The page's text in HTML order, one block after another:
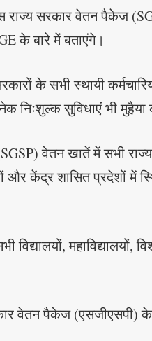
राज्य सरकार वेतन पैकेज
के बारे में बताएंगे।
के सभी स्थायी
सुविधाएं भी मुहैया
वेतन खातें में सभी
और केंद्र शासित प्रदेशों में
महाविद्यालयों,
वेतन पैकेज (एसजीएसपी)